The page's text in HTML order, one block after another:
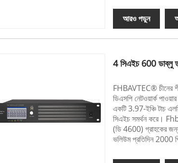
আরও পড়ুন
4 সিএইচ 600 ডাব্লু
FHBAVTEC® চীনের
ডিএসপি নেটওয়ার্ক
একটি 3.97-ইঞ্চি টাচ
সিএইচ সমর্থন করে।
(ডি 4600) গ্রাহকের
ভলিউম প্রতিদিন 2000